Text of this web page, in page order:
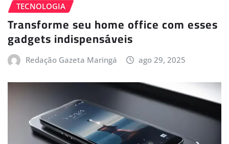
TECNOLOGIA
Transforme seu home office com esses
gadgets indispensáveis
Redação Gazeta Maringá ago 29, 2025